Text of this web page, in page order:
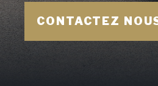
CONTACTEZ